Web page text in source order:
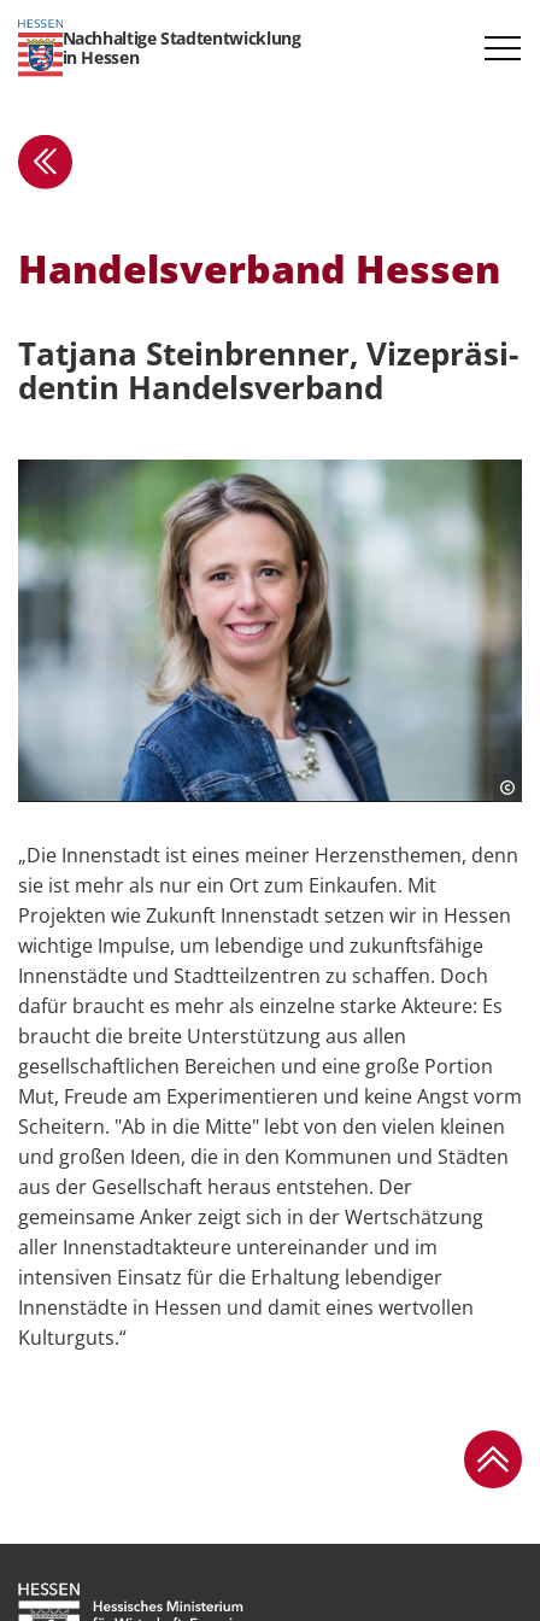
Nachhaltige Stadtentwicklung
in Hessen
Handels­verband Hessen
Tatjana Stein­brenner, Vizeprä­si­
dentin Handels­verband
„Die Innenstadt ist eines meiner Herzensthemen, denn
sie ist mehr als nur ein Ort zum Einkaufen. Mit
Projekten wie Zukunft Innenstadt setzen wir in Hessen
wichtige Impulse, um lebendige und zukunftsfähige
Innenstädte und Stadtteilzentren zu schaffen. Doch
dafür braucht es mehr als einzelne starke Akteure: Es
braucht die breite Unterstützung aus allen
gesellschaftlichen Bereichen und eine große Portion
Mut, Freude am Experimentieren und keine Angst vorm
Scheitern. "Ab in die Mitte" lebt von den vielen kleinen
und großen Ideen, die in den Kommunen und Städten
aus der Gesellschaft heraus entstehen. Der
gemeinsame Anker zeigt sich in der Wertschätzung
aller Innenstadtakteure untereinander und im
intensiven Einsatz für die Erhaltung lebendiger
Innenstädte in Hessen und damit eines wertvollen
Kulturguts.“
Zum